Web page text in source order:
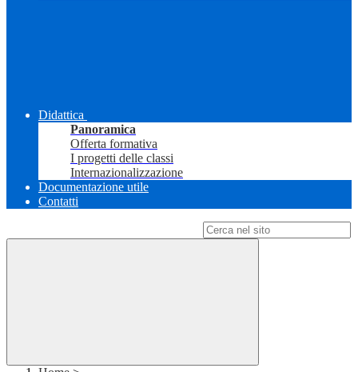
Didattica
Panoramica
Offerta formativa
I progetti delle classi
Internazionalizzazione
Documentazione utile
Contatti